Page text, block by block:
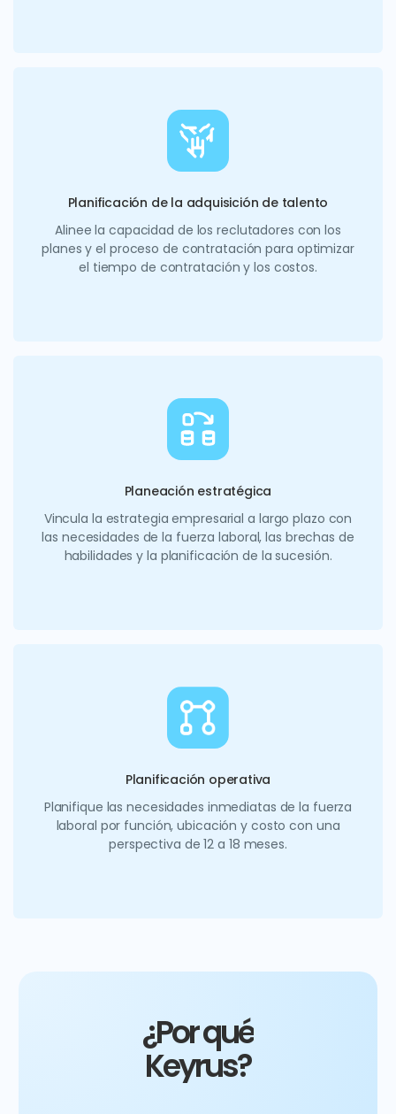
Planificación de la adquisición de talento
Alinee la capacidad de los reclutadores con los
planes y el proceso de contratación para optimizar
el tiempo de contratación y los costos.
Planeación estratégica
Vincula la estrategia empresarial a largo plazo con
las necesidades de la fuerza laboral, las brechas de
habilidades y la planificación de la sucesión.
Planificación operativa
Planifique las necesidades inmediatas de la fuerza
laboral por función, ubicación y costo con una
perspectiva de 12 a 18 meses.
¿Por qué
Keyrus?